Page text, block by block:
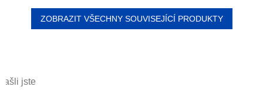
jste
ZOBRAZIT VŠECHNY SOUVISEJÍCÍ PRODUKTY